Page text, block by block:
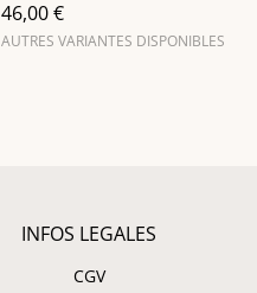
46,00 €
AUTRES VARIANTES DISPONIBLES
INFOS LEGALES
CGV